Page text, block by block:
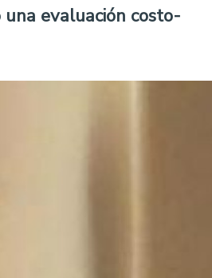
evaluación costo-